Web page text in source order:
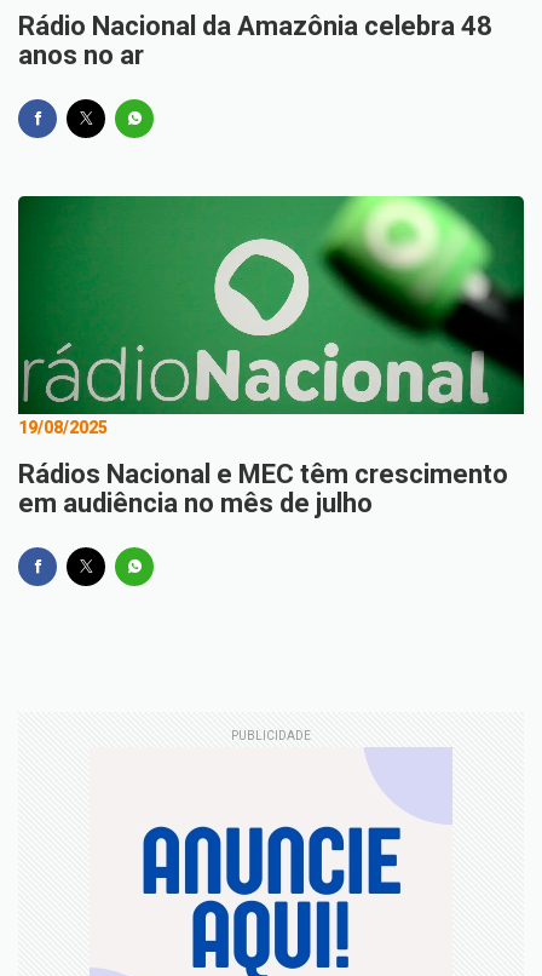
Rádio Nacional da Amazônia celebra 48
anos no ar
19/08/2025
Rádios Nacional e MEC têm crescimento
em audiência no mês de julho
PUBLICIDADE